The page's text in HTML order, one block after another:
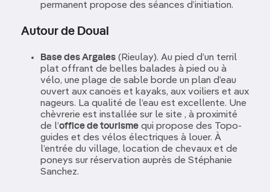
permanent propose des séances d’initiation.
Autour de Douai
Base des Argales (Rieulay). Au pied d’un terril
plat offrant de belles balades à pied ou à
vélo, une plage de sable borde un plan d’eau
ouvert aux canoës et kayaks, aux voiliers et aux
nageurs. La qualité de l’eau est excellente. Une
chèvrerie est installée sur le site , à proximité
de l’office de tourisme qui propose des Topo-
guides et des vélos électriques à louer. À
l’entrée du village, location de chevaux et de
poneys sur réservation auprès de Stéphanie
Sanchez.